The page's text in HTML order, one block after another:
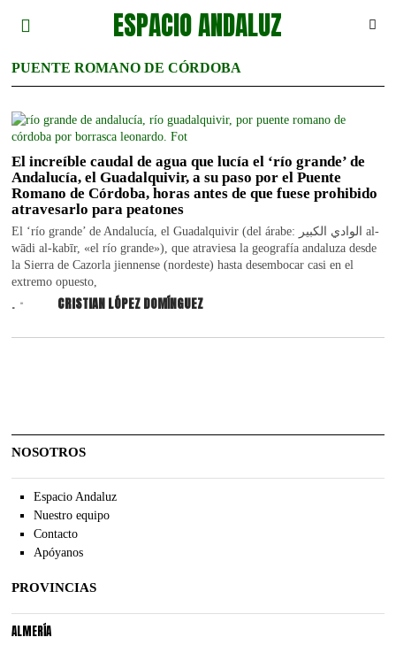
ESPACIO ANDALUZ
PUENTE ROMANO DE CÓRDOBA
El increíble caudal de agua que lucía el ‘río grande’ de
Andalucía, el Guadalquivir, a su paso por el Puente
Romano de Córdoba, horas antes de que fuese prohibido
atravesarlo para peatones
El ‘río grande’ de Andalucía, el Guadalquivir (del árabe: الوادي الكبير al-
wādi al-kabīr, «el río grande»), que atraviesa la geografía andaluza desde
la Sierra de Cazorla jiennense (nordeste) hasta desembocar casi en el
extremo opuesto,
. CRISTIAN LÓPEZ DOMÍNGUEZ
NOSOTROS
Espacio Andaluz
Nuestro equipo
Contacto
Apóyanos
PROVINCIAS
ALMERÍA